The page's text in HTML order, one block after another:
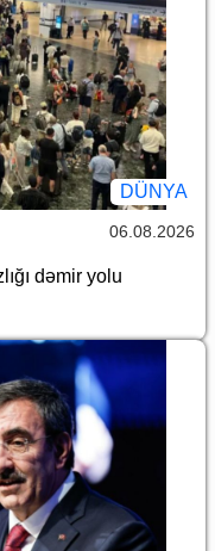
DÜNYA
06.08.2026
dəmir yolu